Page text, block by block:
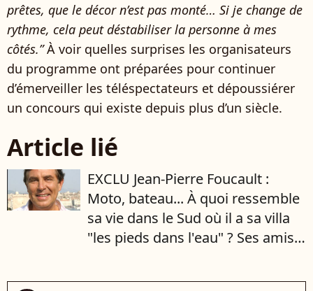
prêtes, que le décor n’est pas monté… Si je change de
rythme, cela peut déstabiliser la personne à mes
côtés.”À voir quelles surprises les organisateurs
du programme ont préparées pour continuer
d’émerveiller les téléspectateurs et dépoussiérer
un concours qui existe depuis plus d’un siècle.
Article lié
EXCLU Jean-Pierre Foucault :
Moto, bateau... À quoi ressemble
sa vie dans le Sud où il a sa villa
"les pieds dans l'eau" ? Ses amis